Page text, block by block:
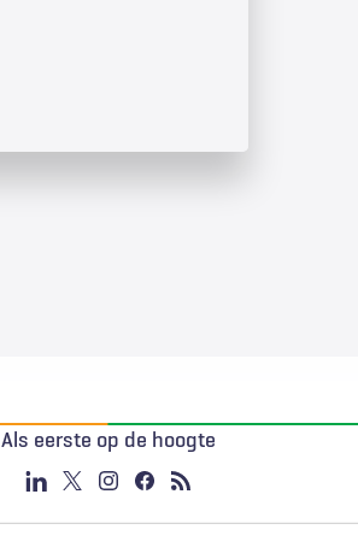
Als eerste op de hoogte